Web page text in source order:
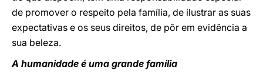
de promover o respeito pela família, de ilustrar as suas
expectativas e os seus direitos, de pôr em evidência a
sua beleza.
A humanidade é uma grande família